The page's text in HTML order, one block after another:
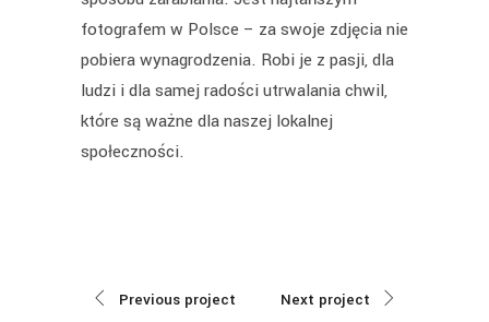
fotografem w Polsce – za swoje zdjęcia nie
pobiera wynagrodzenia. Robi je z pasji, dla
ludzi i dla samej radości utrwalania chwil,
które są ważne dla naszej lokalnej
społeczności.
Previous project Next project